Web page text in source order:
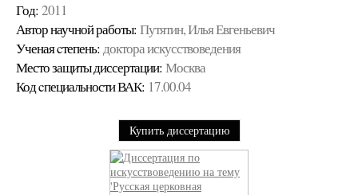
Год: 2011
Автор научной работы: Путятин, Илья Евгеньевич
Ученая cтепень: доктора искусствоведения
Место защиты диссертации: Москва
Код cпециальности ВАК: 17.00.04
Купить диссертацию